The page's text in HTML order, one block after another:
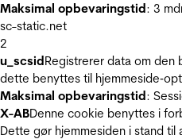
Maksimal opbevaringstid: 3
sc-static.net
2
u_scsidRegistrerer data om den
dette benyttes til
Maksimal opbevaringstid:
X-ABDenne cookie benyttes i
Dette gør hjemmesiden i stand